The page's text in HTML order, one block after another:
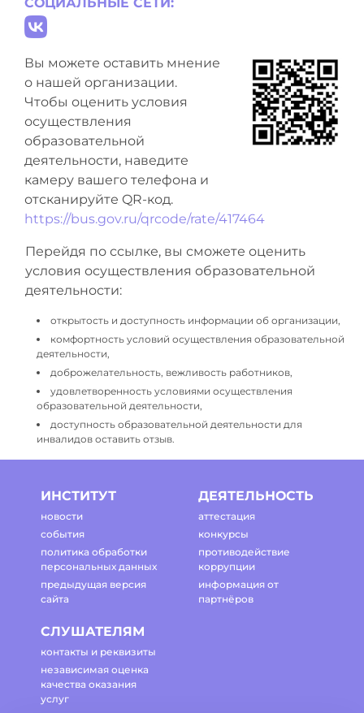
Вы можете оставить мнение
о нашей организации.
Чтобы оценить условия
осуществления
образовательной
деятельности, наведите
камеру вашего телефона и
отсканируйте QR-код.
https://bus.gov.ru/qrcode/rate/417464
Перейдя по ссылке, вы сможете оценить
условия осуществления образовательной
деятельности:
открытость и доступность информации об организации,
комфортность условий осуществления образовательной
деятельности,
доброжелательность, вежливость работников,
удовлетворенность условиями осуществления
образовательной деятельности,
доступность образовательной деятельности для
инвалидов оставить отзыв.
ИНСТИТУТ
новости
события
политика обработки
персональных данных
предыдущая версия
сайта
ДЕЯТЕЛЬНОСТЬ
аттестация
конкурсы
противодействие
коррупции
информация от
партнёров
СЛУШАТЕЛЯМ
контакты и реквизиты
независимая оценка
качества оказания
услуг